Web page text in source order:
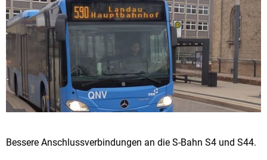
Bessere Anschlussverbindungen an die S-Bahn S4 und S44.